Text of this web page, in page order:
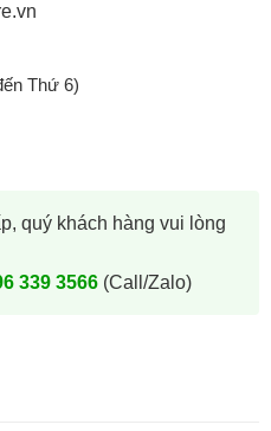
Thứ 6)
quý khách hàng vui lòng
339 3566(Call/Zalo)